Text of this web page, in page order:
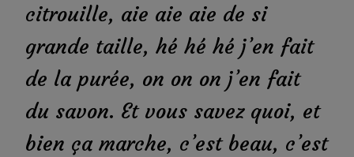
citrouille, aie aie aie de si
grande taille, hé hé hé j’en fait
de la purée, on on on j’en fait
du savon. Et vous savez quoi, et
bien ça marche, c’est beau, c’est